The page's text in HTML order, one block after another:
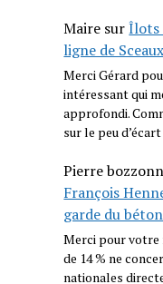
Maire surÎlots
ligne de Sceaux
Merci Gérard
intéressant qui
approfondi.
sur le peu
Pierre
François
garde du
Merci pour votre
de 14 % ne
nationales